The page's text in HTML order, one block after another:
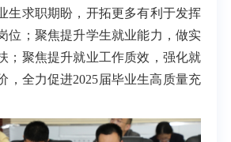
生求职期盼，开拓更多有利于发挥
位；聚焦提升学生就业能力，做实
；聚焦提升就业工作质效，强化就
，全力促进2025届毕业生高质量充